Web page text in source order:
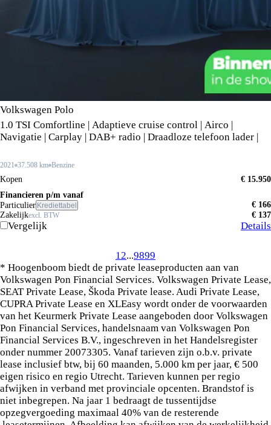
Volkswagen Polo
1.0 TSI Comfortline | Adaptieve cruise control | Airco |
Navigatie | Carplay | DAB+ radio | Draadloze telefoon lader |
2021 37.508 km Benzine
Kopen
€ 15.950
Financieren p/m vanaf
Particulier Krediettabel
€ 166
Zakelijkexcl. BTW € 137
Vergelijk Details
1 2...9899
* Hoogenboom biedt de private leaseproducten aan van
Volkswagen Pon Financial Services. Volkswagen Private Lease,
SEAT Private Lease, Škoda Private lease. Audi Private Lease,
CUPRA Private Lease en XLEasy wordt onder de voorwaarden
van het Keurmerk Private Lease aangeboden door Volkswagen
Pon Financial Services, handelsnaam van Volkswagen Pon
Financial Services B.V., ingeschreven in het Handelsregister
onder nummer 20073305. Vanaf tarieven zijn o.b.v. private
lease inclusief btw, bij 60 maanden, 5.000 km per jaar, € 500
eigen risico en regio Utrecht. Tarieven kunnen per regio
afwijken in verband met provinciale opcenten. Brandstof is
niet inbegrepen. Na jaar 1 bedraagt de tussentijdse
opzegvergoeding maximaal 40% van de resterende